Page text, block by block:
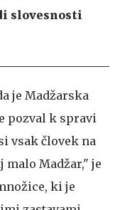
slovesnosti
je Madžarska
pozval k spravi
vsak človek na
malo Madžar," je
ki je